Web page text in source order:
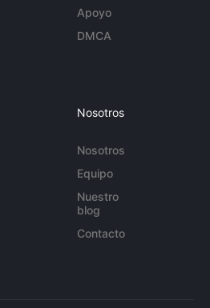
Apoyo
DMCA
Nosotros
Nosotros
Equipo
Nuestro
blog
Contacto